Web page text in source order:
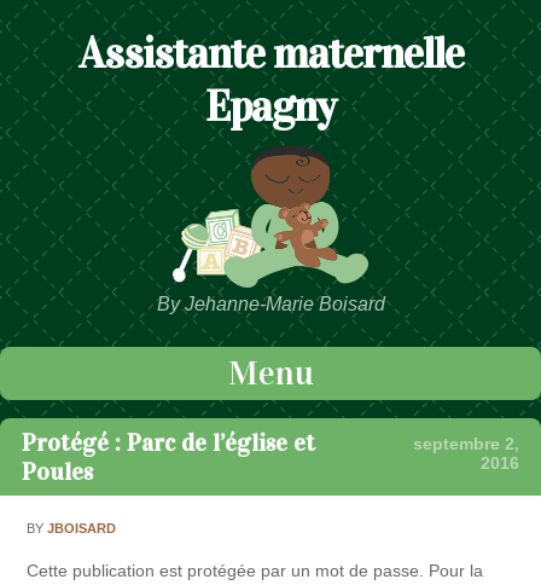
Assistante maternelle
Epagny
By Jehanne-Marie Boisard
Menu
Passer au contenu
Protégé : Parc de l’église et
Poules
septembre 2,
2016
BYJBOISARD
Cette publication est protégée par un mot de passe. Pour la